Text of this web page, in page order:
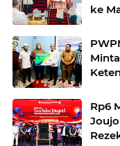
ke
Rp6